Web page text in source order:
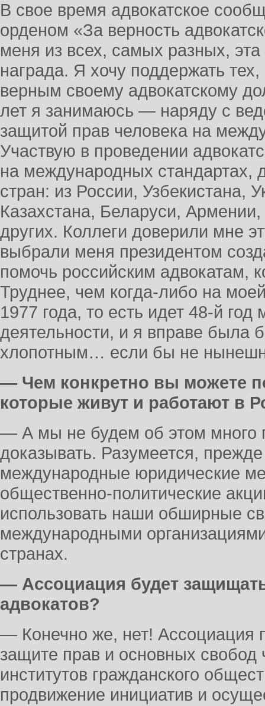
В свое время адвокатское
орденом «За верность
меня из всех, самых разных,
награда. Я хочу поддержать тех,
верным своему адвокатскому
лет я занимаюсь — наряду с
защитой прав человека на
Участвую в проведении
на международных стандартах,
стран: из России, Узбекистана,
Казахстана, Беларуси,
других. Коллеги доверили мне
выбрали меня президентом
помочь российским адвокатам,
Труднее, чем когда-либо на
1977 года, то есть идет 48-й год
деятельности, и я вправе была
хлопотным… если бы не
— Чем конкретно вы можете
которые живут и работают в
— А мы не будем об этом много
доказывать. Разумеется,
международные юридические
общественно-политические
использовать наши обширные
международными
странах.
— Ассоциация будет
адвокатов?
— Конечно же, нет! Ассоциация
защите прав и основных свобод
институтов гражданского
продвижение инициатив и